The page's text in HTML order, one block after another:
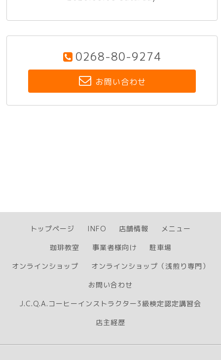
0268-80-9274
お問い合わせ
トップページ INFO 店舗情報
メニュー
珈琲教室
事業者様向け
駐車場
オンラインショップ
オンラインショップ（浅煎り専門）
お問い合わせ
J.C.Q.A.コーヒーインストラクター3級検定認定講習会
店主経歴